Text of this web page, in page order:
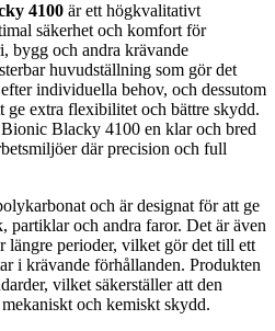
4100 är ett högkvalitativt
säkerhet och komfort för
bygg och andra krävande
huvudställning som gör det
individuella behov, och dessutom
ge extra flexibilitet och bättre skydd.
Blacky 4100 en klar och bred
där precision och full
och är designat för att ge
och andra faror. Det är även
längre perioder, vilket gör det till ett
i krävande förhållanden. Produkten
vilket säkerställer att den
och kemiskt skydd.